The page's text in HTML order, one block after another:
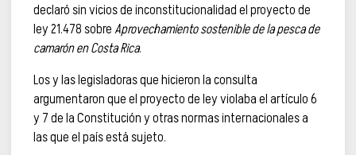
declaró sin vicios de inconstitucionalidad el proyecto de
ley 21.478 sobreAprovechamiento sostenible de la pesca de
camarón en Costa Rica.
Los y las legisladoras que hicieron la consulta
argumentaron que el proyecto de ley violaba el artículo 6
y 7 de la Constitución y otras normas internacionales a
las que el país está sujeto.